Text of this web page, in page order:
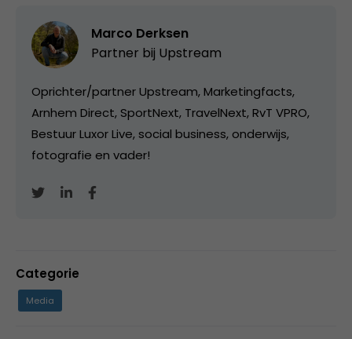
Marco Derksen
Partner bij Upstream
Oprichter/partner Upstream, Marketingfacts,
Arnhem Direct, SportNext, TravelNext, RvT VPRO,
Bestuur Luxor Live, social business, onderwijs,
fotografie en vader!
Categorie
Media